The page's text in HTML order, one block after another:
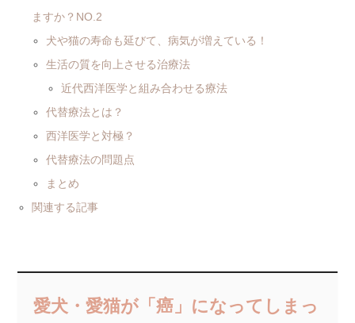
ますか？NO.2
犬や猫の寿命も延びて、病気が増えている！
生活の質を向上させる治療法
近代西洋医学と組み合わせる療法
代替療法とは？
西洋医学と対極？
代替療法の問題点
まとめ
関連する記事
愛犬・愛猫が「癌」になってしまっ